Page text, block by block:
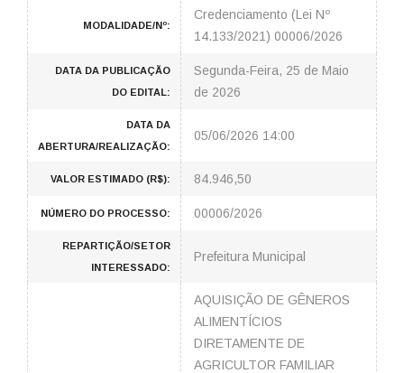
MODALIDADE/Nº:
Credenciamento (Lei Nº
14.133/2021) 00006/2026
DATA DA PUBLICAÇÃO
DO EDITAL:
Segunda-Feira, 25 de Maio
de 2026
DATA DA
ABERTURA/REALIZAÇÃO:
05/06/2026 14:00
VALOR ESTIMADO (R$): 84.946,50
NÚMERO DO PROCESSO: 00006/2026
REPARTIÇÃO/SETOR
INTERESSADO:
Prefeitura Municipal
AQUISIÇÃO DE GÊNEROS
ALIMENTÍCIOS
DIRETAMENTE DE
AGRICULTOR FAMILIAR